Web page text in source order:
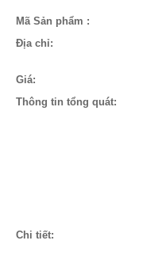
Mã Sản phẩm :
Địa chỉ:
Giá:
Thông tin tổng quát:
Chi tiết: